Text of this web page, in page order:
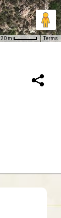
20 m Terms